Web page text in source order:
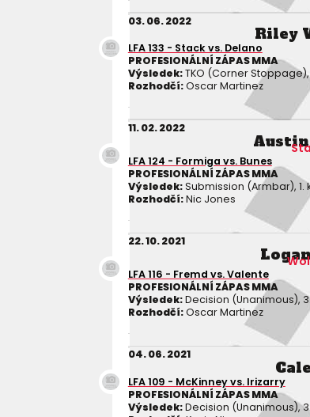
03. 06. 2022
Riley
LFA 133 - Stack vs. Delano
PROFESIONÁLNÍ ZÁPAS MMA
Výsledek:TKO (Corner Stoppage),
Rozhodčí:Oscar Martinez
11. 02. 2022
LFA 124 - Formiga vs. Bunes
PROFESIONÁLNÍ ZÁPAS MMA
Výsledek:Submission (Armbar), 1.
Rozhodčí:Nic Jones
22. 10. 2021
LFA 116 - Fremd vs. Valente
PROFESIONÁLNÍ ZÁPAS MMA
Výsledek:Decision (Unanimous),
Rozhodčí:Oscar Martinez
04. 06. 2021
LFA 109 - McKinney vs. Irizarry
PROFESIONÁLNÍ ZÁPAS MMA
Výsledek:Decision (Unanimous),